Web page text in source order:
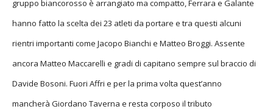
gruppo biancorosso è arrangiato ma compatto, Ferrara e Galante
hanno fatto la scelta dei 23 atleti da portare e tra questi alcuni
rientri importanti come Jacopo Bianchi e Matteo Broggi. Assente
ancora Matteo Maccarelli e gradi di capitano sempre sul braccio di
Davide Bosoni. Fuori Affri e per la prima volta quest’anno
mancherà Giordano Taverna e resta corposo il tributo